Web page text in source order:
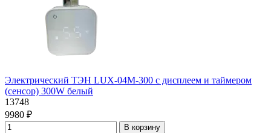
Электрический ТЭН LUX-04М-300 с дисплеем и таймером
(сенсор) 300W белый
13748
9980 ₽
В корзину